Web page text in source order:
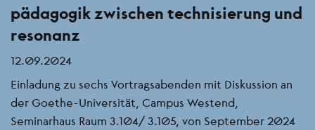
pädagogik zwischen technisierung und
resonanz
12.09.2024
Einladung zu sechs Vortragsabenden mit Diskussion an
der Goethe-Universität, Campus Westend,
Seminarhaus Raum 3.104/ 3.105, von September 2024